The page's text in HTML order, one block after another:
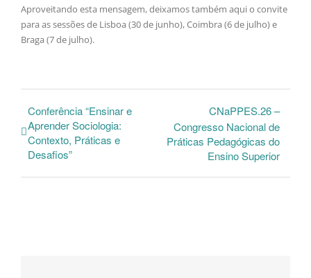
Aproveitando esta mensagem, deixamos também aqui o convite
para as sessões de Lisboa (30 de junho), Coimbra (6 de julho) e
Braga (7 de julho).
Conferência “Ensinar e
Aprender Sociologia:
Contexto, Práticas e
Desafios”
CNaPPES.26 –
Congresso Nacional de
Práticas Pedagógicas do
Ensino Superior